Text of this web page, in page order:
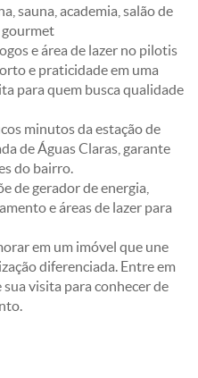
sauna, academia, salão de
gourmet
e área de lazer no pilotis
e praticidade em uma
para quem busca qualidade
minutos da estação de
de Águas Claras, garante
do bairro.
de gerador de energia,
e áreas de lazer para
em um imóvel que une
diferenciada. Entre em
visita para conhecer de